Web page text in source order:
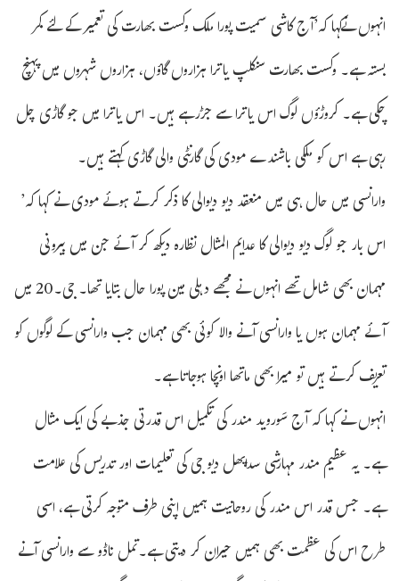
انہوں نےکہا کہ’آج کاشی سمیت پورا ملک وکست بھارت کی تعمیر کے لئے کمر
بستہ ہے۔ وکست بھارت سنکلپ یاترا ہزاروں گاؤں، ہزاروں شہروں میں پہنچ
چکی ہے۔ کروڑؤں لوگ اس یاترا سے جڑرہے ہیں۔ اس یاترا میں جو گاڑی چل
رہی ہے اس کو ملکی باشندے مودی کی گارنٹی والی گاڑی کہتے ہیں۔
وارانسی میں حال ہی میں منعقد دیو دیوالی کا ذکر کرتے ہوئے مودی نے کہا کہ’
اس بار جو لوگ دیو دیوالی کا عدایم المثال نظارہ دیکھ کر آئے جن میں بیرونی
مہمان بھی شامل تھے انہوں نے مجھے دہلی مین پورا حال بتایا تھا۔ جی۔20 میں
آئے مہمان ہوں یا وارانسی آنے والا کوئی بھی مہمان جب وارانسی کے لوگوں کو
تعریف کرتے ہیں تو میرا بھی ماتھا اونچا ہوجاتا ہے۔
انہوں نے کہا کہ آج سَوروید مندر کی تکمیل اس قدرتی جذبے کی ایک مثال
ہے۔ یہ عظیم مندر مہارشی سداپھل دیو جی کی تعلیمات اور تدریس کی علامت
ہے۔ جس قدر اس مندر کی روحانیت ہمیں اپنی طرف متوجہ کرتی ہے، اسی
طرح اس کی عظمت بھی ہمیں حیران کر دیتی ہے۔تمل ناڈو سے وارانسی آنے